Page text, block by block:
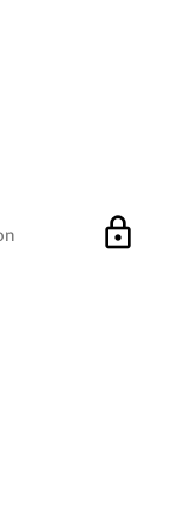
lock